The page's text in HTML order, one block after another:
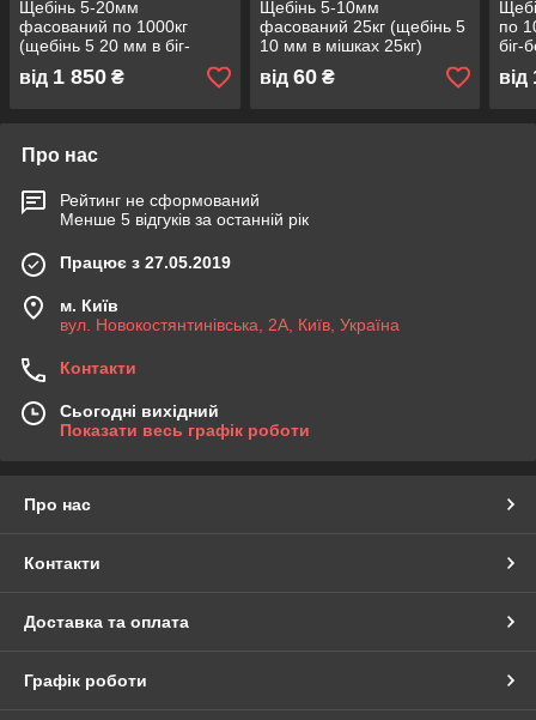
Щебінь 5-20мм
фасований по 1000кг
(щебінь 5 20 мм в біг-
бегах 1т)
від 1 850 ₴
Щебінь 5-10мм
фасований 25кг (щебінь 5
10 мм в мішках 25кг)
від 60₴
по
біг-
від
Про нас
Рейтинг не сформований
Менше 5 відгуків за останній рік
Працює з 27.05.2019
м. Київ
вул. Новокостянтинівська, 2А, Київ, Україна
Контакти
Сьогодні вихідний
Показати весь графік роботи
Про нас
Контакти
Доставка та оплата
Графік роботи